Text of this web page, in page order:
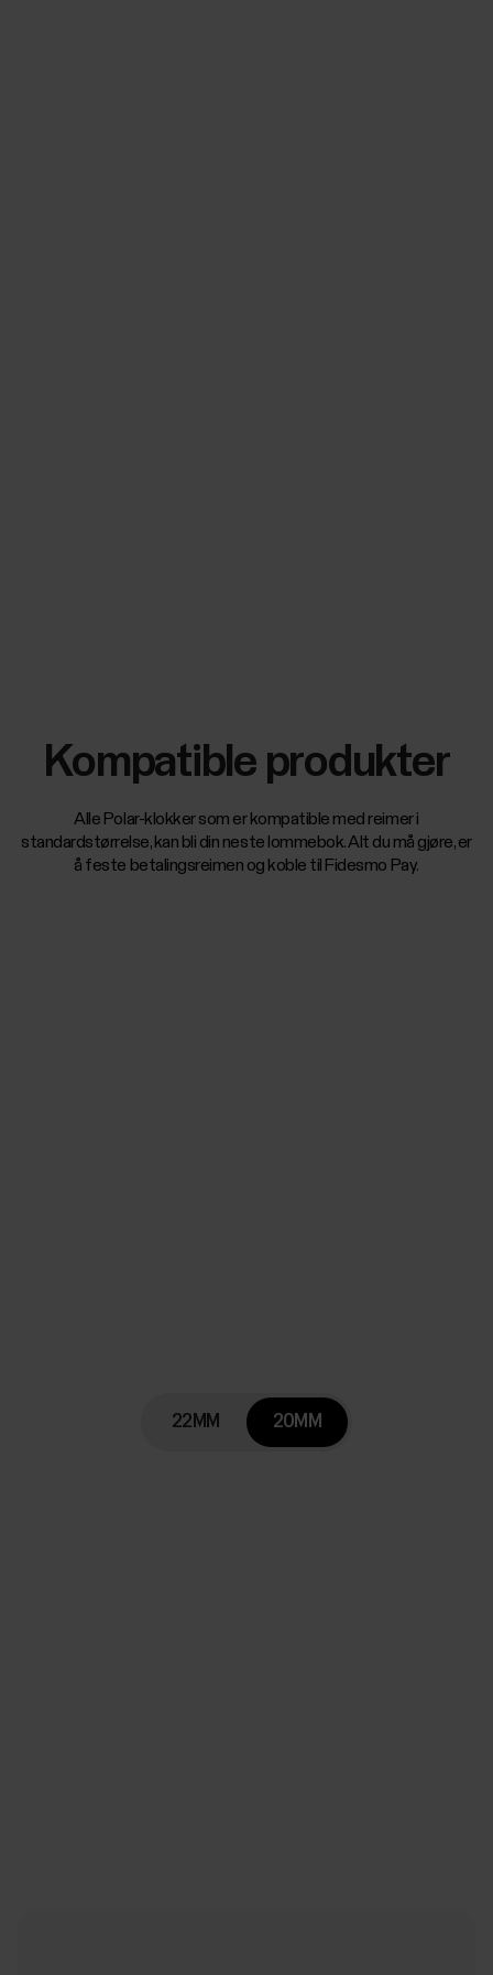
Kompatible produkter
Alle Polar-klokker som er kompatible med reimer i
standardstørrelse, kan bli din neste lommebok. Alt du må gjøre, er
å feste betalingsreimen og koble til Fidesmo Pay.
22MM 20MM